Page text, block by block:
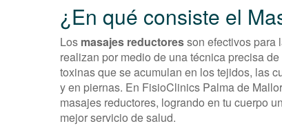
¿En qué consiste el
Los masajes reductoresson efectivos para
realizan por medio de una técnica precisa
toxinas que se acumulan en los tejidos, las
y en piernas. En FisioClinics Palma de
masajes reductores, logrando en tu cuerpo
mejor servicio de salud.